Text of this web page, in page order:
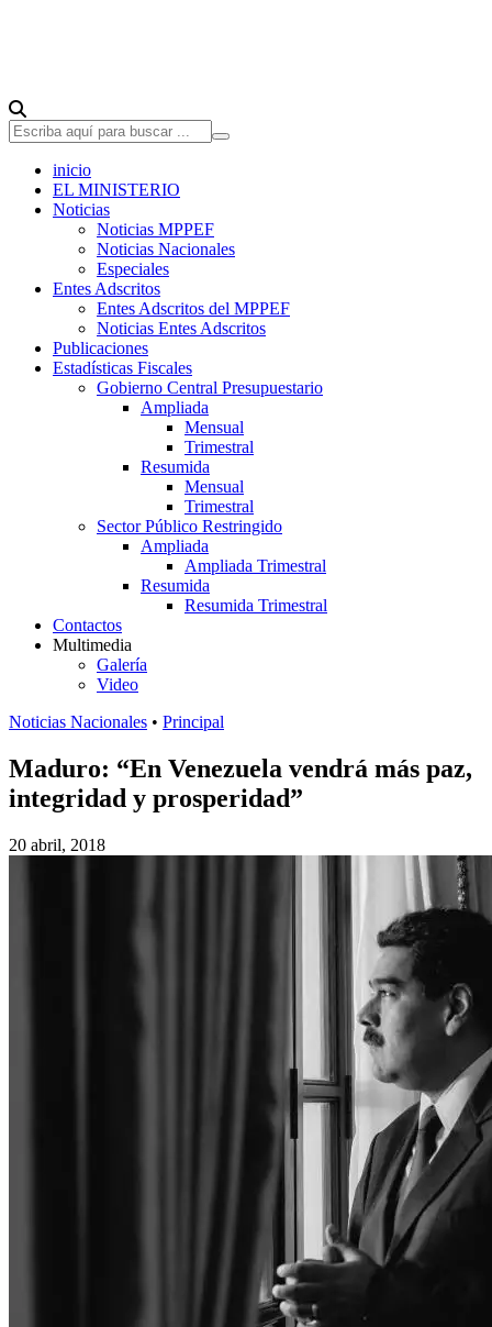
inicio
EL MINISTERIO
Noticias
Noticias MPPEF
Noticias Nacionales
Especiales
Entes Adscritos
Entes Adscritos del MPPEF
Noticias Entes Adscritos
Publicaciones
Estadísticas Fiscales
Gobierno Central Presupuestario
Ampliada
Mensual
Trimestral
Resumida
Mensual
Trimestral
Sector Público Restringido
Ampliada
Ampliada Trimestral
Resumida
Resumida Trimestral
Contactos
Multimedia
Galería
Video
Noticias Nacionales • Principal
Maduro: “En Venezuela vendrá más paz,
integridad y prosperidad”
20 abril, 2018